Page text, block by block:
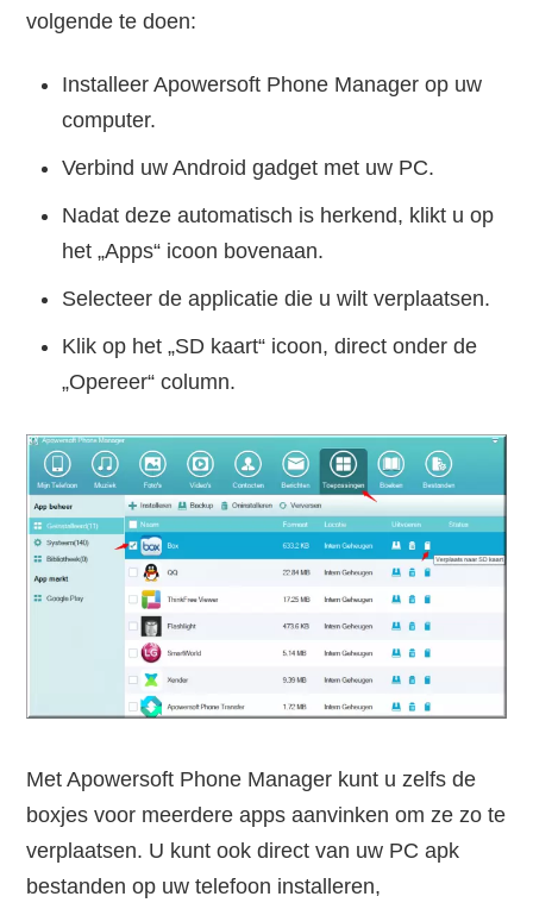
volgende te doen:
Installeer Apowersoft Phone Manager op uw
computer.
Verbind uw Android gadget met uw PC.
Nadat deze automatisch is herkend, klikt u op
het „Apps“ icoon bovenaan.
Selecteer de applicatie die u wilt verplaatsen.
Klik op het „SD kaart“ icoon, direct onder de
„Opereer“ column.
Met Apowersoft Phone Manager kunt u zelfs de
boxjes voor meerdere apps aanvinken om ze zo te
verplaatsen. U kunt ook direct van uw PC apk
bestanden op uw telefoon installeren,